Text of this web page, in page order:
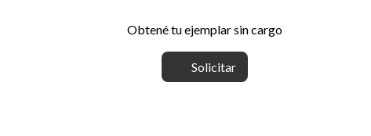
Obtené tu ejemplar sin cargo
Solicitar